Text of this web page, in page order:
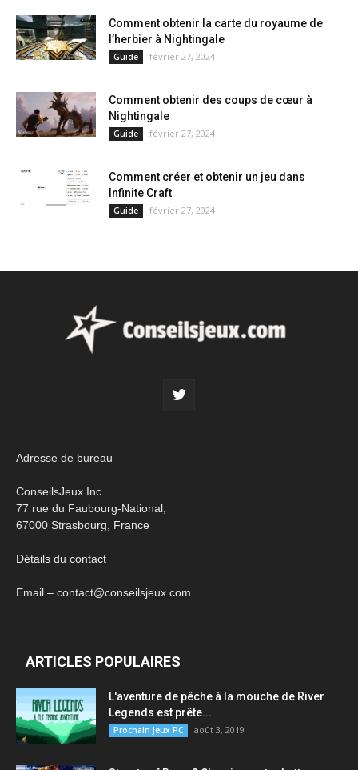
Comment obtenir la carte du royaume de
l’herbier à Nightingale
Guide février 27, 2024
Comment obtenir des coups de cœur à
Nightingale
Guide février 27, 2024
Comment créer et obtenir un jeu dans
Infinite Craft
Guide février 27, 2024
Adresse de bureau
ConseilsJeux Inc.
77 rue du Faubourg-National,
67000 Strasbourg, France
Détails du contact
Email – contact@conseilsjeux.com
ARTICLES POPULAIRES
L'aventure de pêche à la mouche de River
Legends est prête...
Prochain Jeux PC août 3, 2019